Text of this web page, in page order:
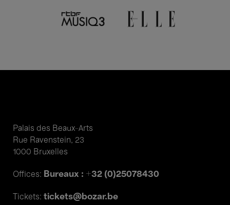
Palais des Beaux-Arts
Rue Ravenstein, 23
1000 Bruxelles
Offices: Bureaux : +32 (0)25078430
Tickets: tickets@bozar.be